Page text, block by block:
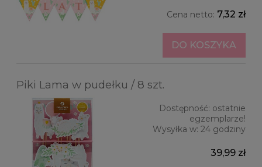
Cena netto: 7,32 zł
DO KOSZYKA
Piki Lama w pudełku / 8 szt.
Dostępność: ostatnie
egzemplarze!
Wysyłka w: 24 godziny
39,99 zł